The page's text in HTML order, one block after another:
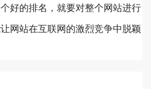
好的排名，就要对整个网站进行
网站在互联网的激烈竞争中脱颖